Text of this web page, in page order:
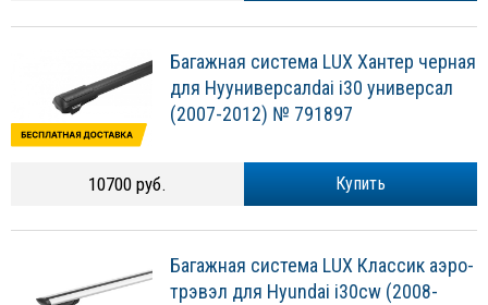
Багажная система LUX Хантер черная
для Hyуниверсалdai i30 универсал
(2007-2012) № 791897
Купить
10700 руб.
Багажная система LUX Классик аэро-
трэвэл для Hyundai i30cw (2008-